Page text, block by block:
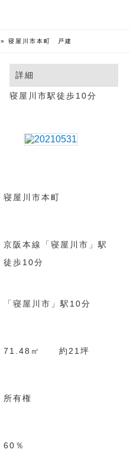
» 寝屋川市本町 戸建
詳細
寝屋川市駅徒歩10分
寝屋川市本町
京阪本線「寝屋川市」駅
徒歩10分
「寝屋川市」駅10分
71.48㎡ 約21坪
所有権
60％